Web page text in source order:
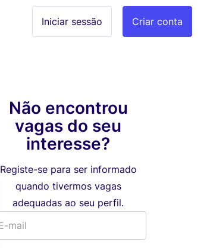
Criar conta
Iniciar sessão
Não encontrou
vagas do seu
interesse?
Registe-se para ser informado
quando tivermos vagas
adequadas ao seu perfil.